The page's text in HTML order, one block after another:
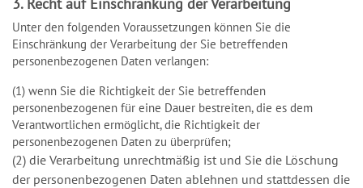
Unter den folgenden Voraussetzungen können Sie die
Einschränkung der Verarbeitung der Sie betreffenden
personenbezogenen Daten verlangen:
(1) wenn Sie die Richtigkeit der Sie betreffenden
personenbezogenen für eine Dauer bestreiten, die es dem
Verantwortlichen ermöglicht, die Richtigkeit der
personenbezogenen Daten zu überprüfen;
(2) die Verarbeitung unrechtmäßig ist und Sie die Löschung
der personenbezogenen Daten ablehnen und stattdessen die